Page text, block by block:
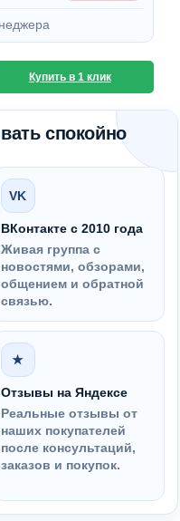
Купить в 1 клик
спокойно
VK
ВКонтакте с 2010 года
Живая группа с
новостями, обзорами,
общением и обратной
связью.
★
Отзывы на Яндексе
Реальные отзывы от
наших покупателей
после консультаций,
заказов и покупок.